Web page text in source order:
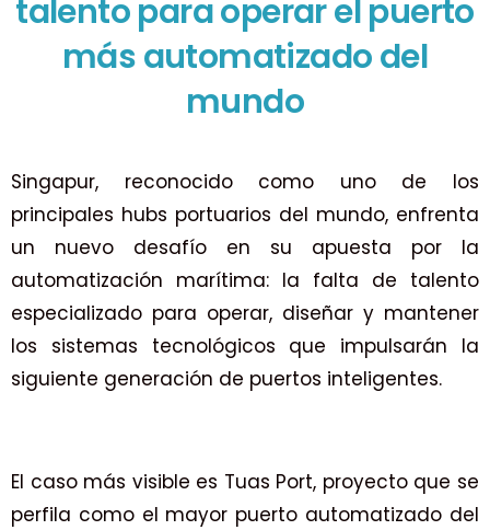
talento para operar el puerto
más automatizado del
mundo
Singapur, reconocido como uno de los
principales hubs portuarios del mundo, enfrenta
un nuevo desafío en su apuesta por la
automatización marítima: la falta de talento
especializado para operar, diseñar y mantener
los sistemas tecnológicos que impulsarán la
siguiente generación de puertos inteligentes.
El caso más visible es Tuas Port, proyecto que se
perfila como el mayor puerto automatizado del